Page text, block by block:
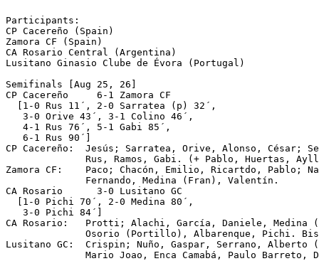
Participants:
CP Cacereño (Spain)
Zamora CF (Spain)
CA Rosario Central (Argentina)
Lusitano Ginasio Clube de Évora (Portugal)
Semifinals [Aug 25, 26]
CP Cacereño	6-1 Zamora CF
  [1-0 Rus 11´, 2-0 Sarratea (p) 32´,
   3-0 Orive 43´, 3-1 Colino 46´,
   4-1 Rus 76´, 5-1 Gabi 85´,
   6-1 Rus 90´]
CP Cacereño:  Jesús; Sarratea, Orive, Alonso, César;
Rus, Ramos, Gabi. (+ Pablo, Huertas,
Zamora CF:    Paco; Chacón, Emilio, Ricartdo, Pablo;
              Fernando, Medina (Fran), Valentín.
CA Rosario	3-0 Lusitano GC
  [1-0 Pichi 70´, 2-0 Medina 80´,
   3-0 Pichi 84´]
CA Rosario:   Protti; Alachi, García, Daniele, Medina
Osorio (Portillo), Albarenque, Pichi.
Lusitano GC:  Crispin; Nuño, Gaspar, Serrano, Alberto
Mario Joao, Enca Camabá, Paulo Barreto,